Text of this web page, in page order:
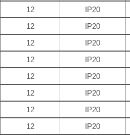
12 IP20
12 IP20
12 IP20
12 IP20
12 IP20
12 IP20
12 IP20
12 IP20